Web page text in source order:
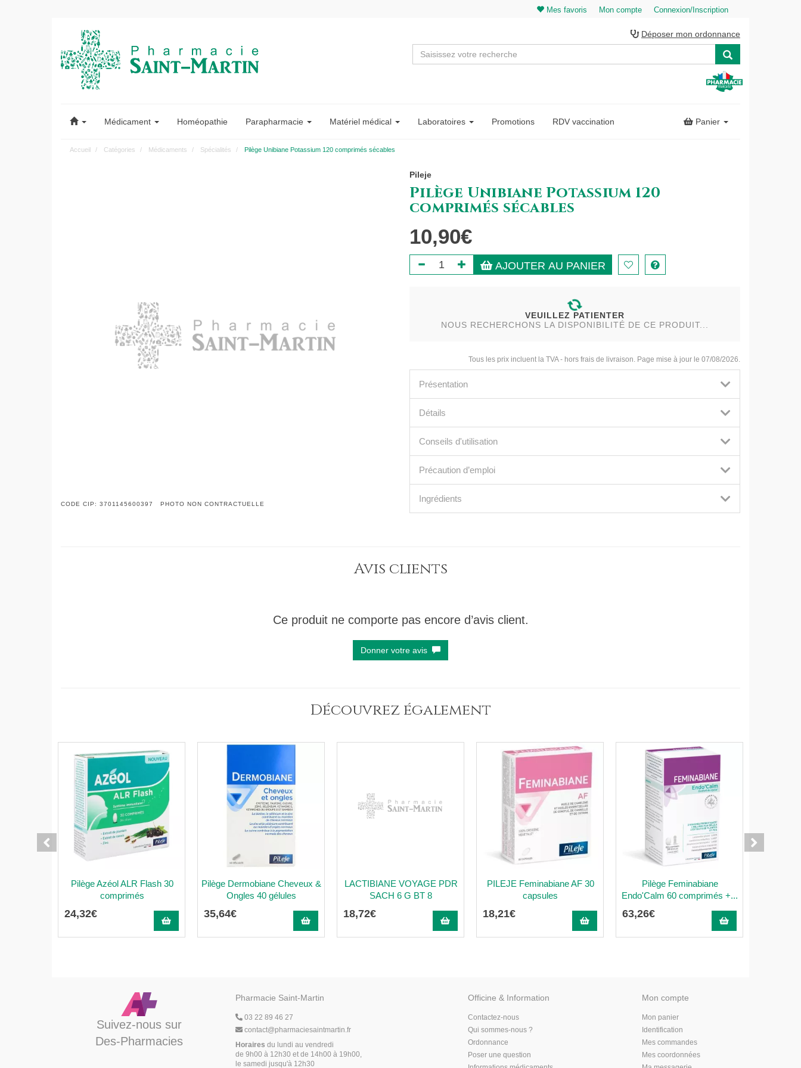
Mes favoris Mon compte Connexion/Inscription
Saint-
Martin
Déposer mon ordonnance
Médicament Homéopathie Parapharmacie Matériel médical Laboratoires Promotions RDV vaccination Panier
Accueil Catégories Médicaments Spécialités Pilège Unibiane Potassium 120 comprimés sécables
CODE CIP: 3701145600397 PHOTO NON CONTRACTUELLE
Pileje
Pilège Unibiane Potassium 120
comprimés sécables
10,90€
AJOUTER AU PANIER
VEUILLEZ PATIENTER
NOUS RECHERCHONS LA DISPONIBILITÉ DE CE PRODUIT...
Tous les prix incluent la TVA - hors frais de livraison. Page mise à jour le 07/08/2026.
Présentation
Détails
Conseils d'utilisation
Précaution d’emploi
Ingrédients
Avis clients
Ce produit ne comporte pas encore d’avis client.
Donner votre avis
Découvrez également
Pilège Azéol ALR Flash 30
comprimés
24,32€
Pilège Dermobiane Cheveux &
Ongles 40 gélules
35,64€
LACTIBIANE VOYAGE PDR
SACH 6 G BT 8
18,72€
PILEJE Feminabiane AF 30
capsules
18,21€
Pilège Feminabiane
Endo'Calm 60 comprimés +...
63,26€
Suivez-nous sur
Des-Pharmacies
Pharmacie Saint-Martin
03 22 89 46 27
contact@pharmaciesaintmartin.fr
Horaires du lundi au vendredi
de 9h00 à 12h30 et de 14h00 à 19h00,
le samedi jusqu'à 12h30
Officine & Information
Contactez-nous
Qui sommes-nous ?
Ordonnance
Poser une question
Mon compte
Mon panier
Identification
Mes commandes
Mes coordonnées